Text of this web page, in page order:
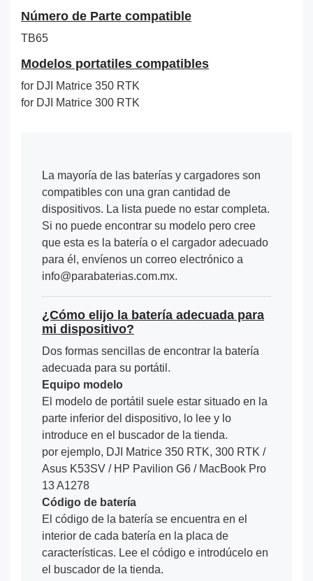
Número de Parte compatible
TB65
Modelos portatiles compatibles
for DJI Matrice 350 RTK
for DJI Matrice 300 RTK
La mayoría de las baterías y cargadores son
compatibles con una gran cantidad de
dispositivos. La lista puede no estar completa.
Si no puede encontrar su modelo pero cree
que esta es la batería o el cargador adecuado
para él, envíenos un correo electrónico a
info@parabaterias.com.mx.
¿Cómo elijo la batería adecuada para
mi dispositivo?
Dos formas sencillas de encontrar la batería
adecuada para su portátil.
Equipo modelo
El modelo de portátil suele estar situado en la
parte inferior del dispositivo, lo lee y lo
introduce en el buscador de la tienda.
por ejemplo, DJI Matrice 350 RTK, 300 RTK /
Asus K53SV / HP Pavilion G6 / MacBook Pro
13 A1278
Código de batería
El código de la batería se encuentra en el
interior de cada batería en la placa de
características. Lee el código e introdúcelo en
el buscador de la tienda.